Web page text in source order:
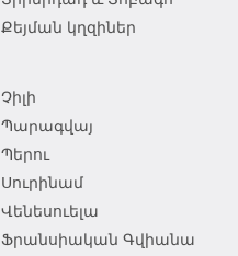
Քեյման կղզիներ
Չիլի
Պարագվայ
Պերու
Սուրինամ
Վենեսուելա
Ֆրանսիական Գվիանա